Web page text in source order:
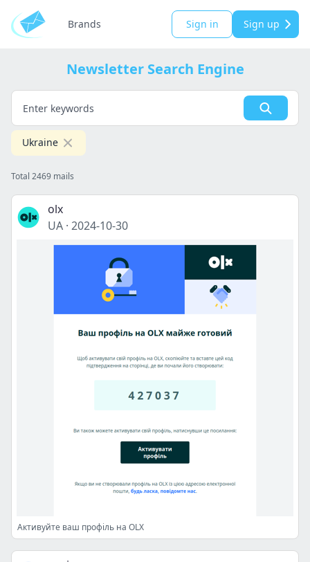
Brands Sign in Sign up
Newsletter Search Engine
Ukraine
Total 2469 mails
olx
UA · 2024-10-30
Активуйте ваш профіль на OLX